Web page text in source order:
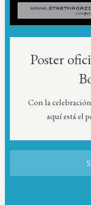
Poster
Con la
aquí está el